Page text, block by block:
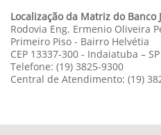
Localização da Matriz do Banco
Rodovia Eng. Ermenio Oliveira
Primeiro Piso - Bairro Helvétia
CEP 13337-300 - Indaiatuba – SP
Telefone: (19) 3825-9300
Central de Atendimento: (19)